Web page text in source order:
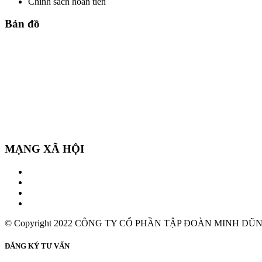
Bản đồ
MẠNG XÃ HỘI
© Copyright 2022 CÔNG TY CỔ PHẦN TẬP ĐOÀN MINH
ĐĂNG KÝ TƯ VẤN